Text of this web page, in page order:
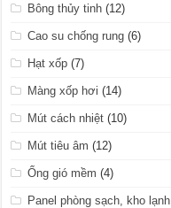
Bông thủy tinh (12)
Cao su chống rung (6)
Hạt xốp (7)
Màng xốp hơi (14)
Mút cách nhiệt (10)
Mút tiêu âm (12)
Ống gió mềm (4)
Panel phòng sạch, kho lạnh